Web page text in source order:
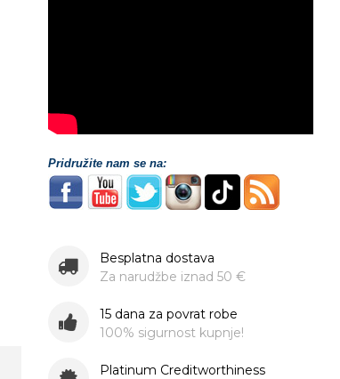
Pridružite nam se na:
Besplatna dostava
Za narudžbe iznad 50 €
15 dana za povrat robe
100% sigurnost kupnje!
Platinum Creditworthiness